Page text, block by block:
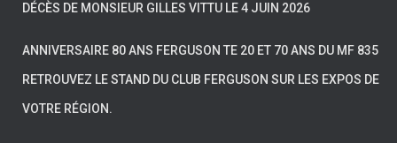
DÉCÈS DE MONSIEUR GILLES VITTU LE 4 JUIN 2026
ANNIVERSAIRE 80 ANS FERGUSON TE 20 ET 70 ANS DU MF 835
RETROUVEZ LE STAND DU CLUB FERGUSON SUR LES EXPOS DE
VOTRE RÉGION.